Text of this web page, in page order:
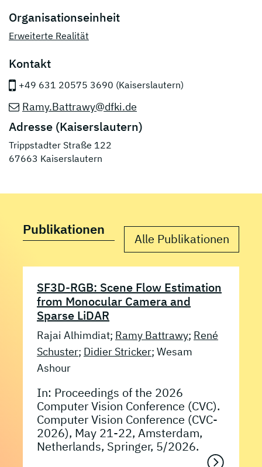
Organisationseinheit
Erweiterte Realität
Kontakt
+49 631 20575 3690 (Kaiserslautern)
Ramy.Battrawy@dfki.de
Adresse (Kaiserslautern)
Trippstadter Straße 122
67663 Kaiserslautern
Publikationen
Alle Publikationen
SF3D-RGB: Scene Flow Estimation
from Monocular Camera and
Sparse LiDAR
Rajai Alhimdiat; Ramy Battrawy; René
Schuster; Didier Stricker; Wesam
Ashour
In: Proceedings of the 2026
Computer Vision Conference (CVC).
Computer Vision Conference (CVC-
2026), May 21-22, Amsterdam,
Netherlands, Springer, 5/2026.